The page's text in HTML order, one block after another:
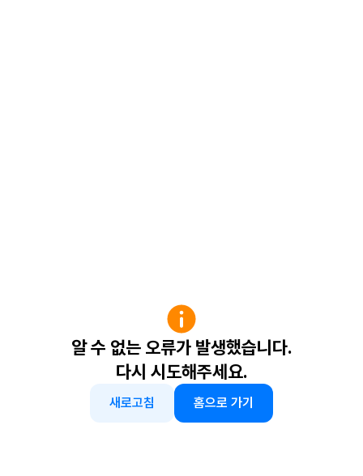
알 수 없는 오류가 발생했습니다.
다시 시도해주세요.
새로고침 홈으로 가기